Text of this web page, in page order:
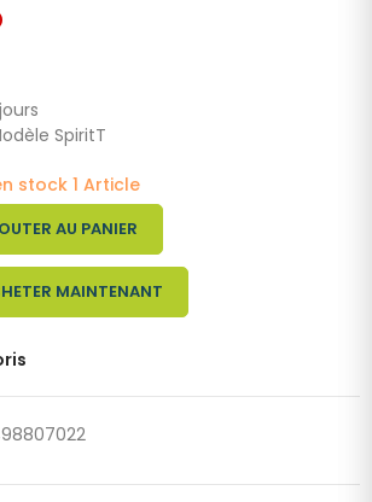
SpiritT
stock 1 Article
AU PANIER
MAINTENANT